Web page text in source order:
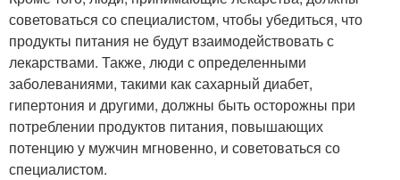
советоваться со специалистом, чтобы убедиться, что
продукты питания не будут взаимодействовать с
лекарствами. Также, люди с определенными
заболеваниями, такими как сахарный диабет,
гипертония и другими, должны быть осторожны при
потреблении продуктов питания, повышающих
потенцию у мужчин мгновенно, и советоваться со
специалистом.